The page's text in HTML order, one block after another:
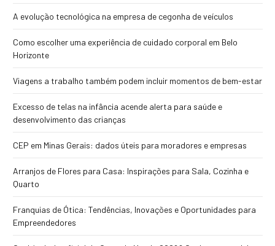
A evolução tecnológica na empresa de cegonha de veículos
Como escolher uma experiência de cuidado corporal em Belo
Horizonte
Viagens a trabalho também podem incluir momentos de bem-estar
Excesso de telas na infância acende alerta para saúde e
desenvolvimento das crianças
CEP em Minas Gerais: dados úteis para moradores e empresas
Arranjos de Flores para Casa: Inspirações para Sala, Cozinha e
Quarto
Franquias de Ótica: Tendências, Inovações e Oportunidades para
Empreendedores